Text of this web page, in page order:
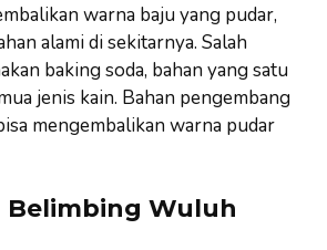
warna baju yang pudar,
alami di sekitarnya. Salah
baking soda, bahan yang satu
jenis kain. Bahan pengembang
mengembalikan warna pudar
Belimbing Wuluh